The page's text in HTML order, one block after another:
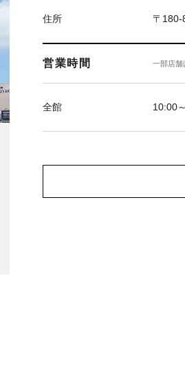
住所 〒180-
営業時間 一部店舗
全館 10:00